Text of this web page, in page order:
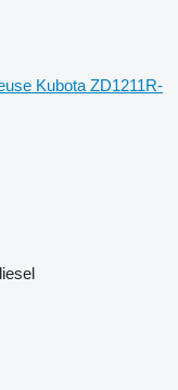
Kubota ZD1211R-